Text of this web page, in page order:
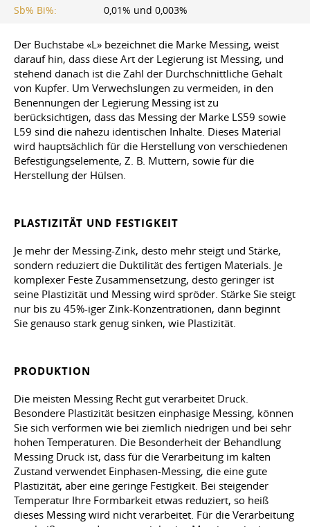
Sb% Bi%:
0,01% und 0,003%
Der Buchstabe «L» bezeichnet die Marke Messing, weist
darauf hin, dass diese Art der Legierung ist Messing, und
stehend danach ist die Zahl der Durchschnittliche Gehalt
von Kupfer. Um Verwechslungen zu vermeiden, in den
Benennungen der Legierung Messing ist zu
berücksichtigen, dass das Messing der Marke LS59 sowie
L59 sind die nahezu identischen Inhalte. Dieses Material
wird hauptsächlich für die Herstellung von verschiedenen
Befestigungselemente, Z. B. Muttern, sowie für die
Herstellung der Hülsen.
PLASTIZITÄT UND FESTIGKEIT
Je mehr der Messing-Zink, desto mehr steigt und Stärke,
sondern reduziert die Duktilität des fertigen Materials. Je
komplexer Feste Zusammensetzung, desto geringer ist
seine Plastizität und Messing wird spröder. Stärke Sie steigt
nur bis zu 45%-iger Zink-Konzentrationen, dann beginnt
Sie genauso stark genug sinken, wie Plastizität.
PRODUKTION
Die meisten Messing Recht gut verarbeitet Druck.
Besondere Plastizität besitzen einphasige Messing, können
Sie sich verformen wie bei ziemlich niedrigen und bei sehr
hohen Temperaturen. Die Besonderheit der Behandlung
Messing Druck ist, dass für die Verarbeitung im kalten
Zustand verwendet Einphasen-Messing, die eine gute
Plastizität, aber eine geringe Festigkeit. Bei steigender
Temperatur Ihre Formbarkeit etwas reduziert, so heiß
dieses Messing wird nicht verarbeitet. Für die Verarbeitung